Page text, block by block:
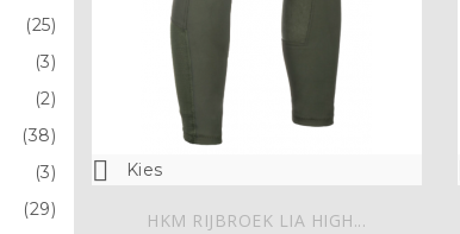
(25)
(3)
(2)
(38)
(3)
(29)
 Kies
HKM RIJBROEK LIA HIGH...